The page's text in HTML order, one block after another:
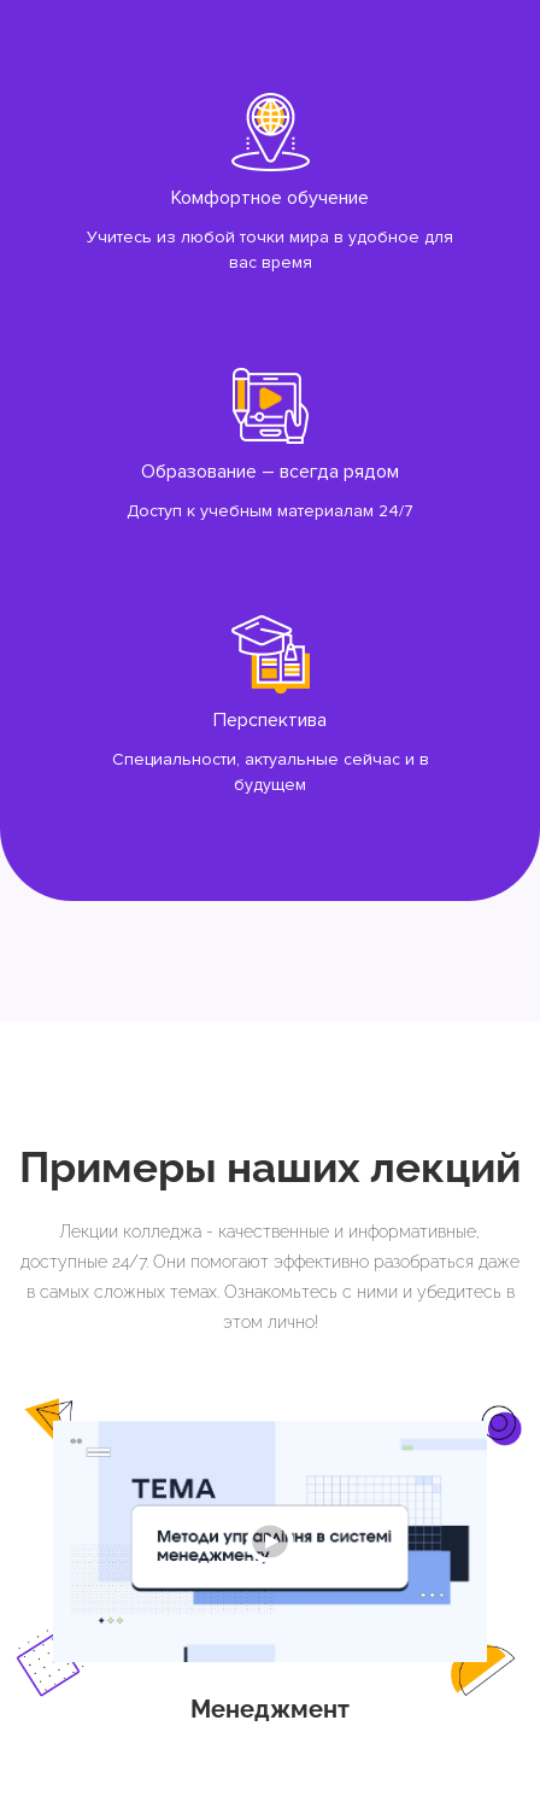
Комфортное обучение
Учитесь из любой точки мира в удобное для
вас время
Образование – всегда рядом
Доступ к учебным материалам 24/7
Перспектива
Специальности, актуальные сейчас и в
будущем
Примеры наших лекций
Лекции колледжа - качественные и информативные,
доступные 24/7. Они помогают эффективно разобраться даже
в самых сложных темах. Ознакомьтесь с ними и убедитесь в
этом лично!
Менеджмент